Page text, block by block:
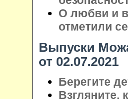
О любви и
отметили
Выпуски
от 02.07.2021
Берегите
Взгляните,